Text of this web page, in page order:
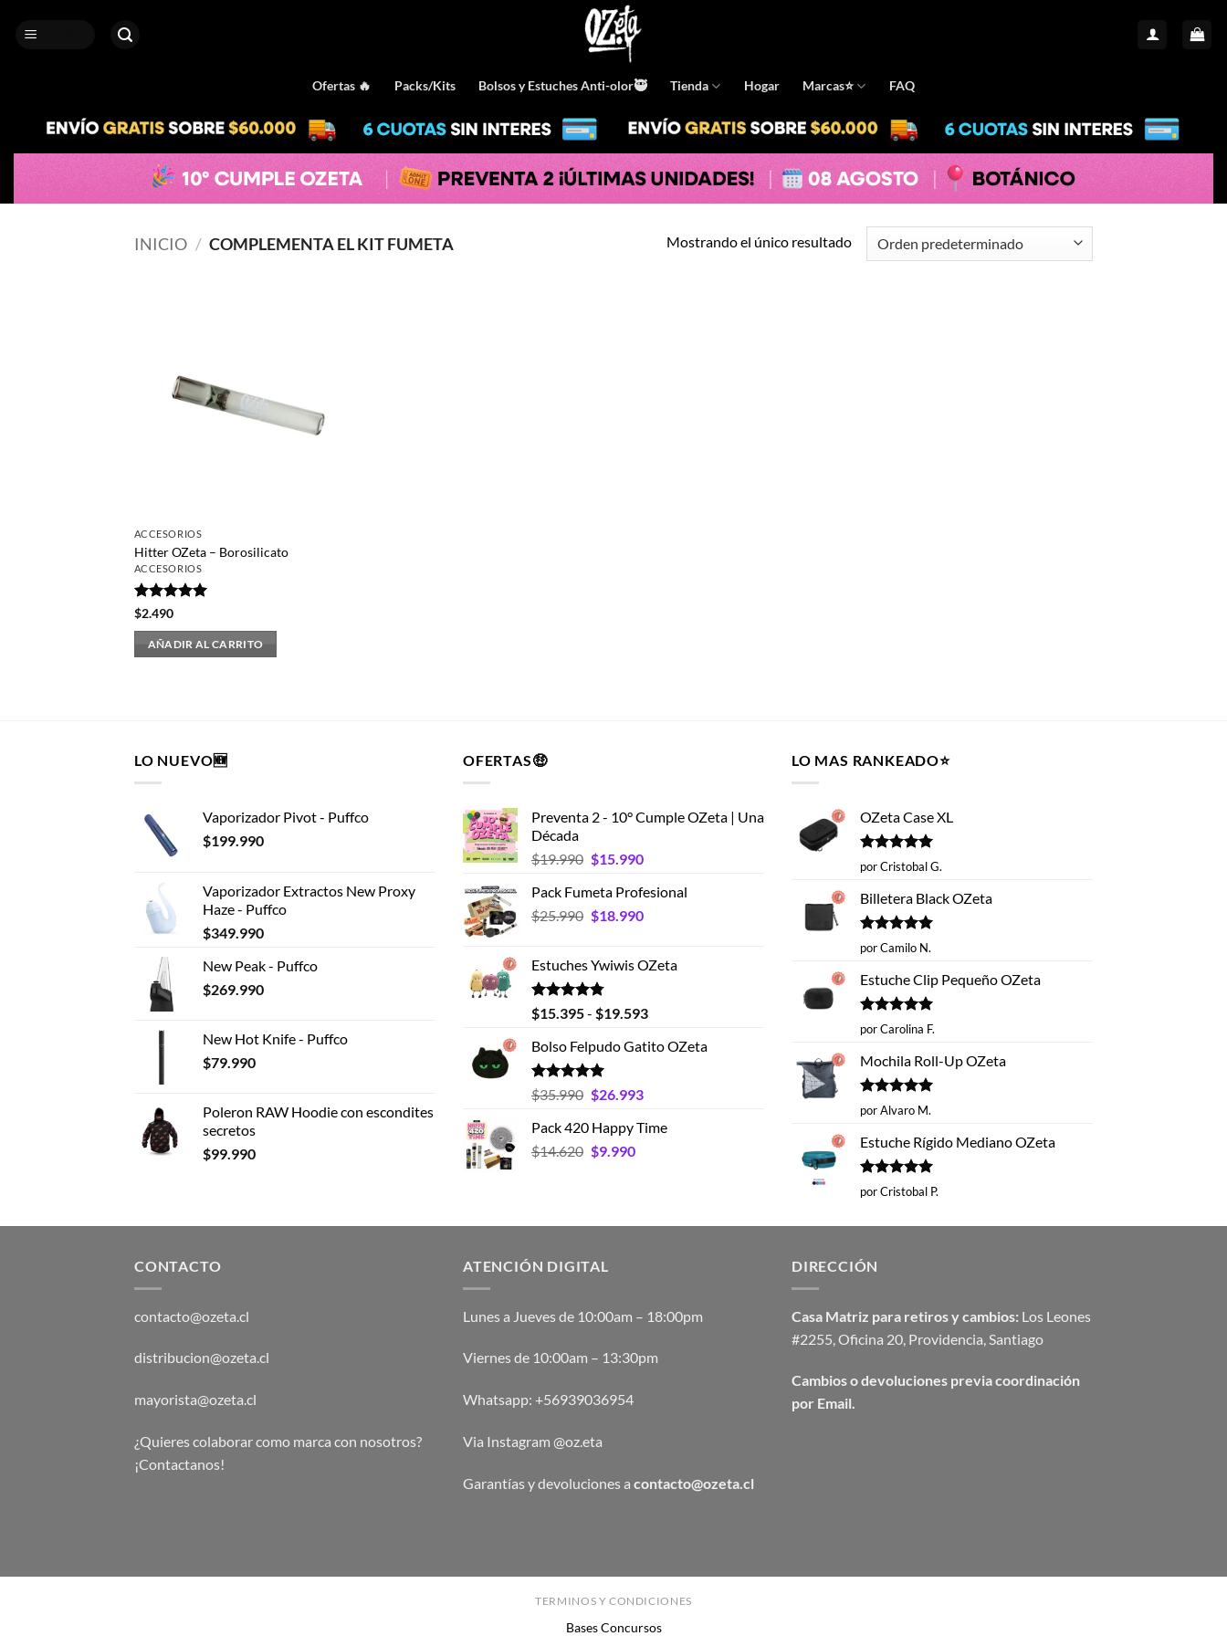
Ofertas 🔥 Packs/Kits Bolsos y Estuches Anti-olor🥷 Tienda Hogar Marcas⭐️ FAQ
INICIO / COMPLEMENTA EL KIT FUMETA Mostrando el único resultado
ACCESORIOS
Hitter OZeta – Borosilicato
ACCESORIOS
Valorado
$2.490
AÑADIR AL CARRITO
LO NUEVO🆕
Vaporizador Pivot - Puffco
$199.990
Vaporizador Extractos New Proxy
Haze - Puffco
$349.990
New Peak - Puffco
$269.990
New Hot Knife - Puffco
$79.990
Poleron RAW Hoodie con escondites
secretos
$99.990
OFERTAS🤑
Preventa 2 - 10° Cumple OZeta | Una
Década
$19.990 El
original
era:
$15.990El
actual
es:
Pack Fumeta Profesional
$25.990 El
era:
$25.990.
$18.990El
es:
Estuches Ywiwis OZeta
Valorado
con
de 5
$15.395- $19.593Rango
precios:
$19.593
Bolso Felpudo Gatito OZeta
Valorado
con
de 5
$35.990 El
original
era:
$26.993El
actual
Pack 420 Happy Time
$14.620 El
$14.620.
$9.990El
$9.990.
LO MAS RANKEADO⭐️
OZeta Case XL
Valorado
con
por Cristobal G.
Billetera Black OZeta
Valorado
con
por Camilo N.
Estuche Clip Pequeño OZeta
Valorado
con
por Carolina F.
Mochila Roll-Up OZeta
Valorado
con
por Alvaro M.
Estuche Rígido Mediano OZeta
Valorado
con
por Cristobal P.
CONTACTO
contacto@ozeta.cl
distribucion@ozeta.cl
mayorista@ozeta.cl
¿Quieres colaborar como marca con nosotros?
¡Contactanos!
ATENCIÓN DIGITAL
Lunes a Jueves de 10:00am – 18:00pm
Viernes de 10:00am – 13:30pm
Whatsapp: +56939036954
Via Instagram @oz.eta
Garantías y devoluciones a contacto@ozeta.cl
DIRECCIÓN
Casa Matriz para retiros y cambios: Los Leones
#2255, Oficina 20, Providencia, Santiago
Cambios o devoluciones previa coordinación
por Email.
TERMINOS Y CONDICIONES
Bases Concursos